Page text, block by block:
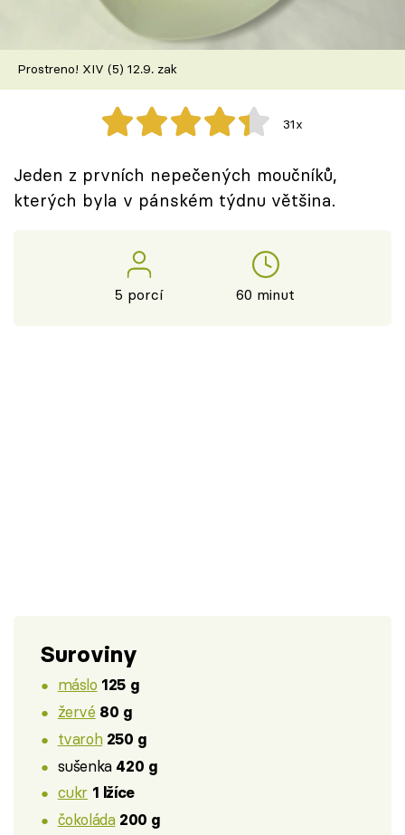
Škola vaření
Recepty z TV
Speciál: Cuketa
Sledujte prima+
Prostreno! XIV (5) 12.9. zak
31x
Jeden z prvních nepečených moučníků,
kterých byla v pánském týdnu většina.
5 porcí 60 minut
Suroviny
máslo 125 g
žervé 80 g
tvaroh 250 g
sušenka 420 g
cukr 1 lžíce
čokoláda 200 g